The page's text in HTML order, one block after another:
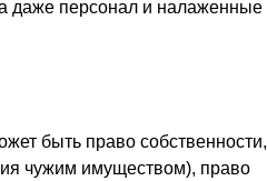
даже персонал и налаженные
быть право собственности,
чужим имуществом), право